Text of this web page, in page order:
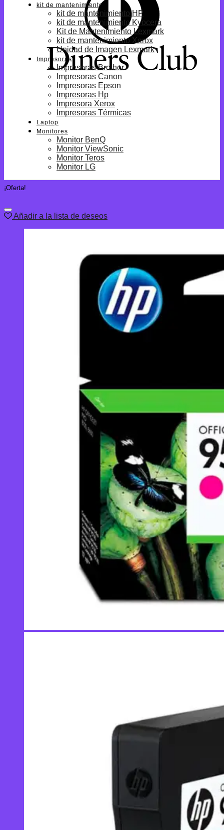
kit de mantenimiento
kit de mantenimiento HP
kit de mantenimiento Kyocera
Kit de Mantenimiento Lexmark
kit de mantenimiento Xerox
Unidad de Imagen Lexmark
Impresoras
Impresoras Brother
Impresoras Canon
Impresoras Epson
Impresoras Hp
Impresora Xerox
Impresoras Térmicas
Laptop
Monitores
Monitor BenQ
Monitor ViewSonic
Monitor Teros
Monitor LG
¡Oferta!
Añadir a la lista de deseos